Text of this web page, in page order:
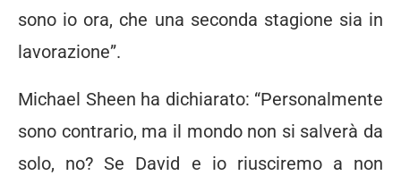
sono io ora, che una seconda stagione sia in
lavorazione”.
Michael Sheen ha dichiarato: “Personalmente
sono contrario, ma il mondo non si salverà da
solo, no? Se David e io riusciremo a non